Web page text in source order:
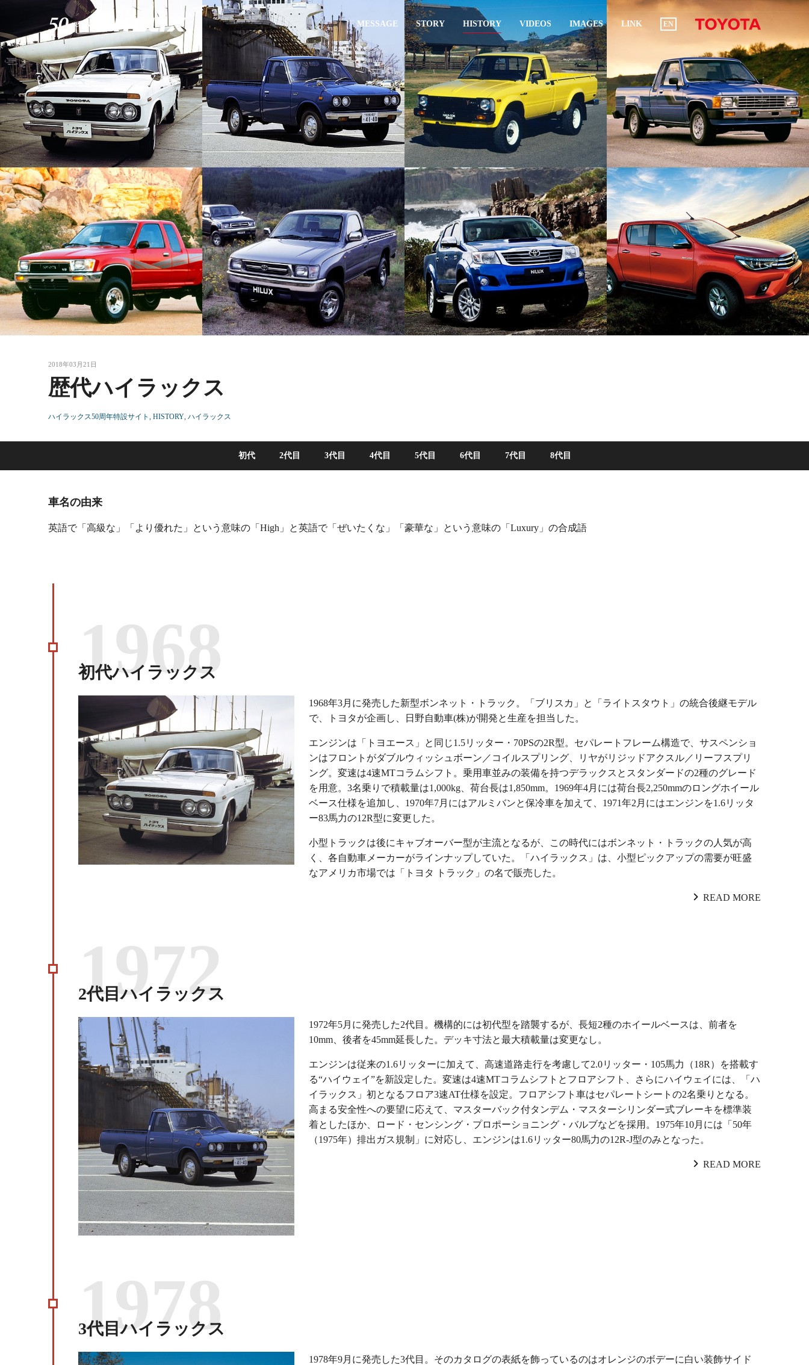
MESSAGE STORY HISTORY VIDEOS IMAGES LINK EN
2018年03月21日
歴代ハイラックス
ハイラックス50周年特設サイト HISTORY ハイラックス
初代 2代目 3代目 4代目 5代目 6代目 7代目 8代目
車名の由来
英語で「高級な」「より優れた」という意味の「High」と英語で「ぜいたくな」「豪華な」という意味の「Luxury」の合成語
1968
初代ハイラックス
1968年3月に発売した新型ボンネット・トラック。「ブリスカ」と「ライトスタウト」の統合後継モデル
で、トヨタが企画し、日野自動車(株)が開発と生産を担当した。
エンジンは「トヨエース」と同じ1.5リッター・70PSの2R型。セパレートフレーム構造で、サスペンショ
ンはフロントがダブルウィッシュボーン／コイルスプリング、リヤがリジッドアクスル／リーフスプリ
ング。変速は4速MTコラムシフト。乗用車並みの装備を持つデラックスとスタンダードの2種のグレード
を用意。3名乗りで積載量は1,000kg、荷台長は1,850mm。1969年4月には荷台長2,250mmのロングホイール
ベース仕様を追加し、1970年7月にはアルミバンと保冷車を加えて、1971年2月にはエンジンを1.6リッタ
ー83馬力の12R型に変更した。
小型トラックは後にキャブオーバー型が主流となるが、この時代にはボンネット・トラックの人気が高
く、各自動車メーカーがラインナップしていた。「ハイラックス」は、小型ピックアップの需要が旺盛
なアメリカ市場では「トヨタ トラック」の名で販売した。
READ MORE
1972
2代目ハイラックス
1972年5月に発売した2代目。機構的には初代型を踏襲するが、長短2種のホイールベースは、前者を
10mm、後者を45mm延長した。デッキ寸法と最大積載量は変更なし。
エンジンは従来の1.6リッターに加えて、高速道路走行を考慮して2.0リッター・105馬力（18R）を搭載す
る“ハイウェイ”を新設定した。変速は4速MTコラムシフトとフロアシフト、さらにハイウェイには、「ハ
イラックス」初となるフロア3速AT仕様を設定。フロアシフト車はセパレートシートの2名乗りとなる。
高まる安全性への要望に応えて、マスターバック付タンデム・マスターシリンダー式ブレーキを標準装
着としたほか、ロード・センシング・プロポーショニング・バルブなどを採用。1975年10月には「50年
（1975年）排出ガス規制」に対応し、エンジンは1.6リッター80馬力の12R-J型のみとなった。
READ MORE
1978
3代目ハイラックス
1978年9月に発売した3代目。そのカタログの表紙を飾っているのはオレンジのボデーに白い装飾サイド